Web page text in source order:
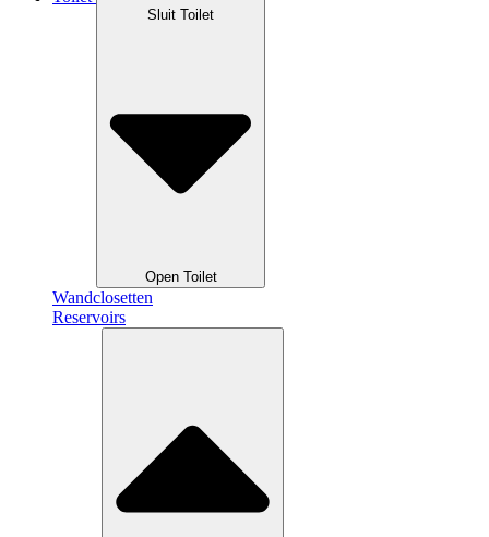
Sluit Toilet
Open Toilet
Wandclosetten
Reservoirs